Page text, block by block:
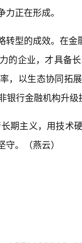
正在形成。
转型的成效。在
的企业，才具备
，以生态协同拓
行金融机构升级
期主义，用技术
。（燕云）